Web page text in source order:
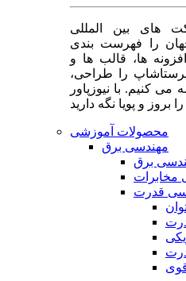
های بین المللی
را فهرست بندی
ها، قالب ها و
را طراحی،
کنیم. با نیوزپاور
محصولات آموزشی
مهندسی برق
برق
مخابرات
قدرت